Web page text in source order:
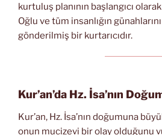
kurtuluş planının başlangıcı olarak
Oğlu ve tüm insanlığın
gönderilmiş bir kurtarıcıdır.
Kur’an’da Hz. İsa’nın
Kur’an, Hz. İsa’nın doğumuna
onun mucizevi bir olay olduğunu